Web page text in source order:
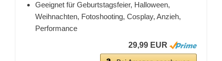
Geeignet für Geburtstagsfeier, Halloween,
Weihnachten, Fotoshooting, Cosplay, Anzieh,
Performance
29,99 EUR